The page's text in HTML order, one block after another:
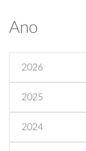
Ano
2026
2025
2024